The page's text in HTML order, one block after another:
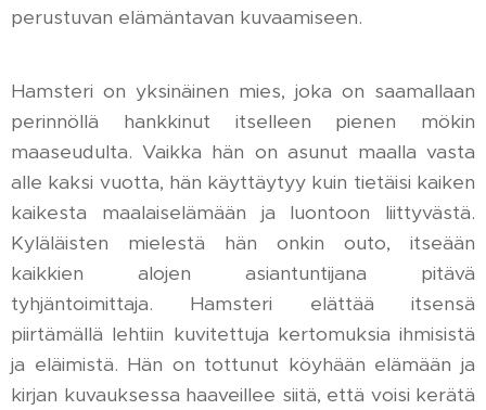
perustuvan elämäntavan kuvaamiseen.
Hamsteri on yksinäinen mies, joka on saamallaan
perinnöllä hankkinut itselleen pienen mökin
maaseudulta. Vaikka hän on asunut maalla vasta
alle kaksi vuotta, hän käyttäytyy kuin tietäisi kaiken
kaikesta maalaiselämään ja luontoon liittyvästä.
Kyläläisten mielestä hän onkin outo, itseään
kaikkien alojen asiantuntijana pitävä
tyhjäntoimittaja. Hamsteri elättää itsensä
piirtämällä lehtiin kuvitettuja kertomuksia ihmisistä
ja eläimistä. Hän on tottunut köyhään elämään ja
kirjan kuvauksessa haaveillee siitä, että voisi kerätä